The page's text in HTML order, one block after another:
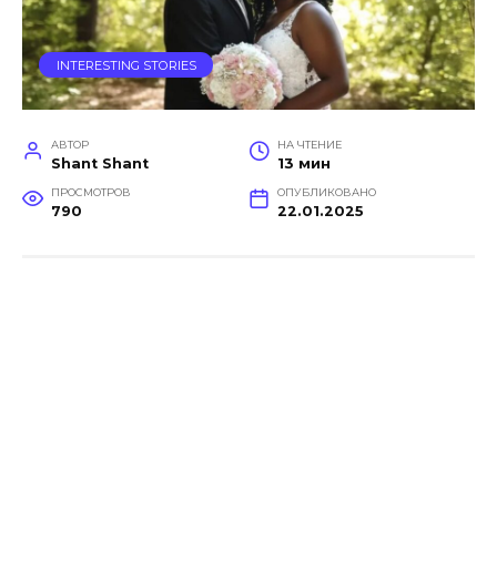
INTERESTING STORIES
АВТОР
Shant Shant
НА ЧТЕНИЕ
13 мин
ПРОСМОТРОВ
790
ОПУБЛИКОВАНО
22.01.2025